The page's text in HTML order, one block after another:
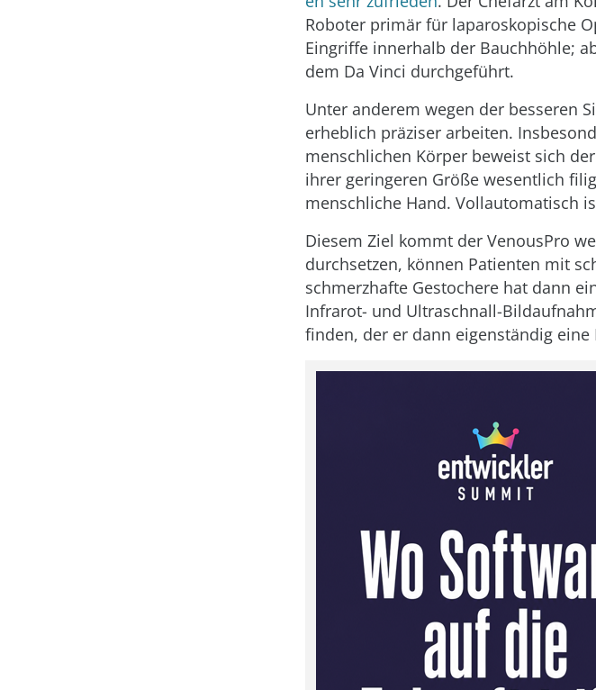
Roboter primär für laparoskopische
Eingriffe innerhalb der Bauchhöhle;
dem Da Vinci durchgeführt.
Unter anderem wegen der besseren
erheblich präziser arbeiten.
menschlichen Körper beweist sich
ihrer geringeren Größe wesentlich
menschliche Hand. Vollautomatisch
Diesem Ziel kommt der VenousPro
durchsetzen, können Patienten mit
schmerzhafte Gestochere hat dann
Infrarot- und Ultraschnall-
finden, der er dann eigenständig